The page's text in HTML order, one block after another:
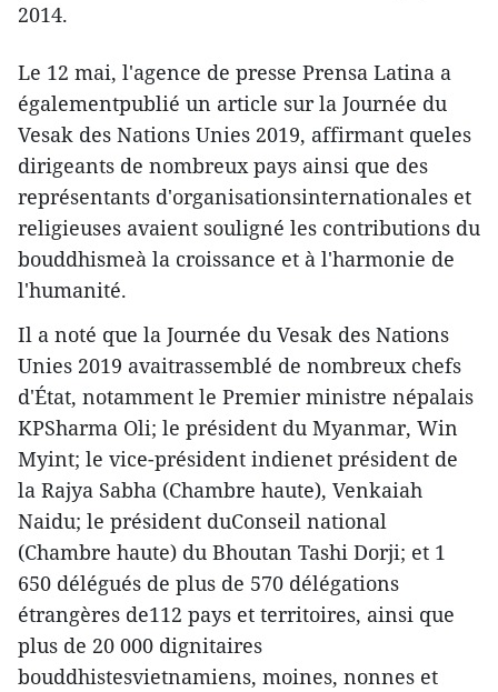
2014.
Le 12 mai, l'agence de presse Prensa Latina a
égalementpublié un article sur la Journée du
Vesak des Nations Unies 2019, affirmant queles
dirigeants de nombreux pays ainsi que des
représentants d'organisationsinternationales et
religieuses avaient souligné les contributions du
bouddhismeà la croissance et à l'harmonie de
l'humanité.
Il a noté que la Journée du Vesak des Nations
Unies 2019 avaitrassemblé de nombreux chefs
d'État, notamment le Premier ministre népalais
KPSharma Oli; le président du Myanmar, Win
Myint; le vice-président indienet président de
la Rajya Sabha (Chambre haute), Venkaiah
Naidu; le président duConseil national
(Chambre haute) du Bhoutan Tashi Dorji; et 1
650 délégués de plus de 570 délégations
étrangères de112 pays et territoires, ainsi que
plus de 20 000 dignitaires
bouddhistesvietnamiens, moines, nonnes et